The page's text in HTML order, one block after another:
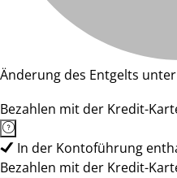
Änderung des Entgelts
Bezahlen mit der Kredit-
In der Kontoführung
Bezahlen mit der Kredit-